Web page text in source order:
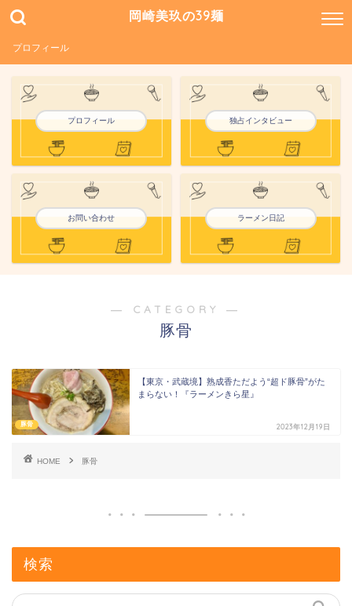
岡崎美玖の39麺
プロフィール
プロフィール 独占インタビュー
お問い合わせ ラーメン日記
― CATEGORY ―
豚骨
豚骨
【東京・武蔵境】熟成香ただよう“超ド豚骨”がた
まらない！『ラーメンきら星』
2023年12月19日
HOME 豚骨
検索